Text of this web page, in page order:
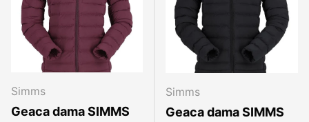
Simms
Geaca dama SIMMS
Simms
Geaca dama SIMMS